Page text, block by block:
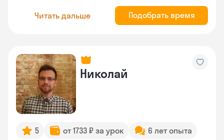
Читать дальше Подобрать время
Николай
5 от 1733 ₽ за урок 6 лет опыта